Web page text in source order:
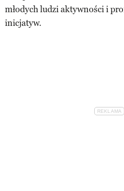
młodych ludzi aktywności i
inicjatyw.